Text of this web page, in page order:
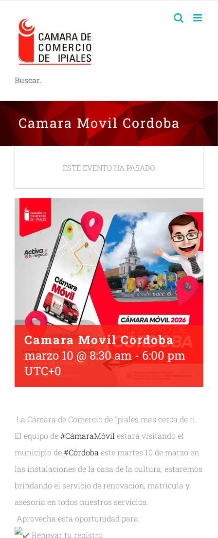
Buscar.
Camara Movil Cordoba
ESTE EVENTO HA PASADO.
Camara Movil Cordoba
marzo 10 @ 8:30 am-6:00 pm
UTC+0
La Cámara de Comercio de Ipiales mas cerca de ti.
El equipo de#CámaraMóvil estará visitando el
municipio de#Córdoba este martes 10 de marzo en
las instalaciones de la casa de la cultura, estaremos
brindando el servicio de renovación, matrícula y
asesoría en todos nuestros servicios.
Aprovecha esta oportunidad para:
Renovar tu registro